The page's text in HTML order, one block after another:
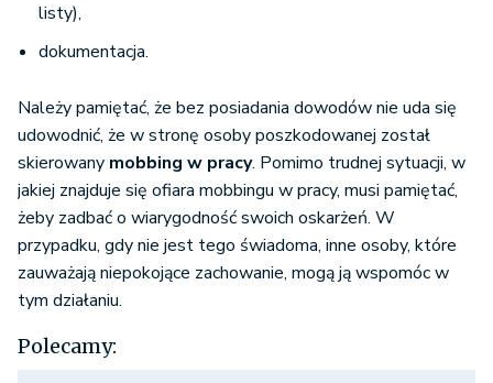
listy),
dokumentacja.
Należy pamiętać, że bez posiadania dowodów nie uda się
udowodnić, że w stronę osoby poszkodowanej został
skierowany mobbing w pracy. Pomimo trudnej sytuacji, w
jakiej znajduje się ofiara mobbingu w pracy, musi pamiętać,
żeby zadbać o wiarygodność swoich oskarżeń. W
przypadku, gdy nie jest tego świadoma, inne osoby, które
zauważają niepokojące zachowanie, mogą ją wspomóc w
tym działaniu.
Polecamy: